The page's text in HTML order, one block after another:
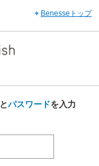
Benesseトップ
とパスワードを入力